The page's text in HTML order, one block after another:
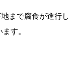
まで腐食が進行し
す。